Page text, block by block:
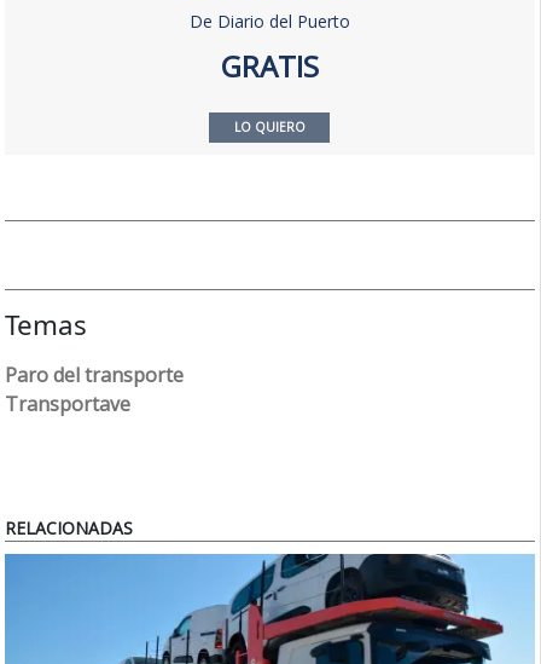
De Diario del Puerto
GRATIS
LO QUIERO
Temas
Paro del transporte
Transportave
RELACIONADAS